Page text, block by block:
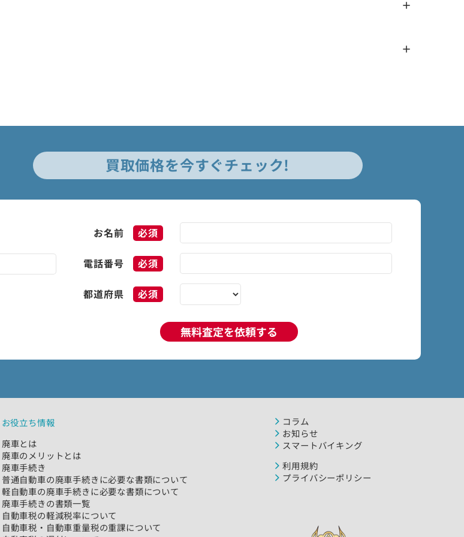
買取価格を今すぐチェック!
お名前 必須
電話番号 必須
都道府県 必須
無料査定を依頼する
お役立ち情報
廃車とは
廃車のメリットとは
廃車手続き
普通自動車の廃車手続きに必要な書類について
軽自動車の廃車手続きに必要な書類について
廃車手続きの書類一覧
自動車税の軽減税率について
自動車税・自動車重量税の重課について
コラム
お知らせ
スマートバイキング
利用規約
プライバシーポリシー